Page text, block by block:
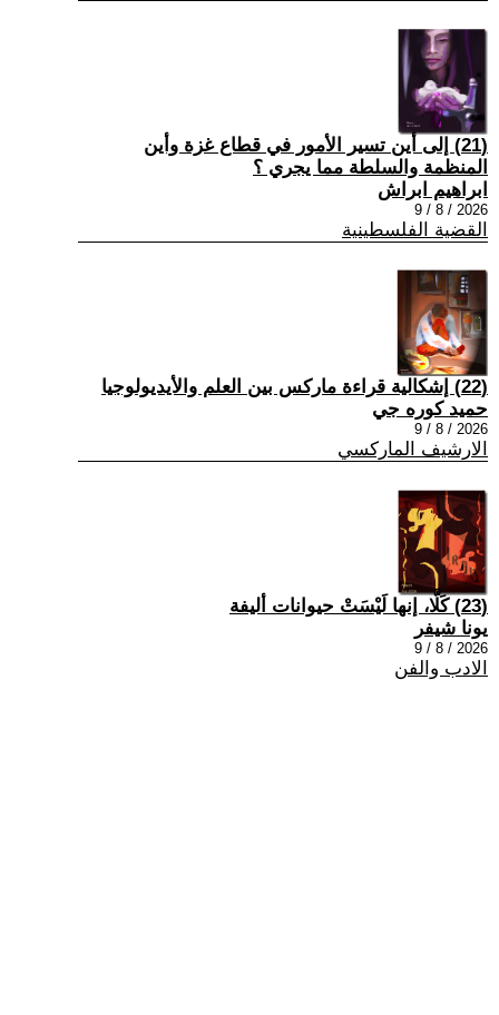
(21) إلى أين تسير الأمور في قطاع غزة وأين
المنظمة والسلطة مما يجري ؟
ابراهيم ابراش
2026 / 8 / 9
القضية الفلسطينية
(22) إشكالية قراءة ماركس بين العلم والأيديولوجيا
حميد كوره جي
2026 / 8 / 9
الارشيف الماركسي
(23) كَلَّا، إنها لَيْسَتْ حيوانات أليفة
يونا شيفر
2026 / 8 / 9
الادب والفن